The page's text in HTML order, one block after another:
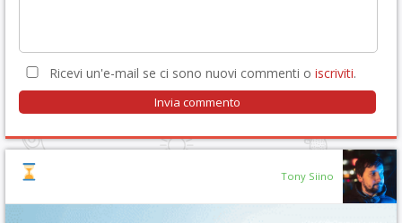
Ricevi un'e-mail se ci sono nuovi commenti o iscriviti.
Tony Siino